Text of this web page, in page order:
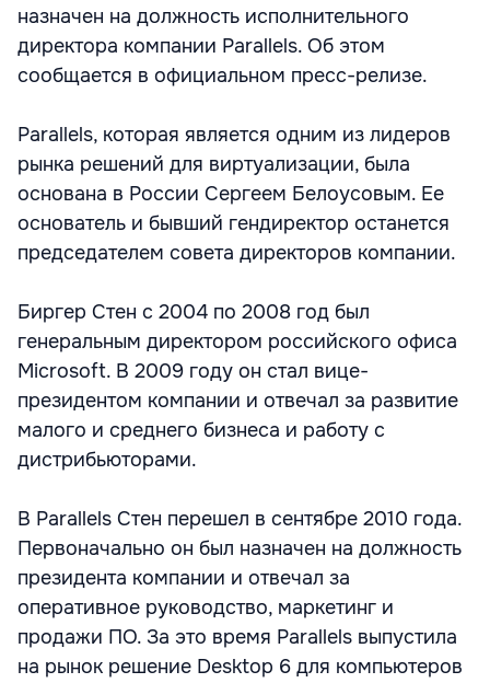
назначен на должность исполнительного
директора компании Parallels. Об этом
сообщается в официальном пресс-релизе.
Parallels, которая является одним из лидеров
рынка решений для виртуализации, была
основана в России Сергеем Белоусовым. Ее
основатель и бывший гендиректор останется
председателем совета директоров компании.
Биргер Стен с 2004 по 2008 год был
генеральным директором российского офиса
Microsoft. В 2009 году он стал вице-
президентом компании и отвечал за развитие
малого и среднего бизнеса и работу с
дистрибьюторами.
В Parallels Стен перешел в сентябре 2010 года.
Первоначально он был назначен на должность
президента компании и отвечал за
оперативное руководство, маркетинг и
продажи ПО. За это время Parallels выпустила
на рынок решение Desktop 6 для компьютеров